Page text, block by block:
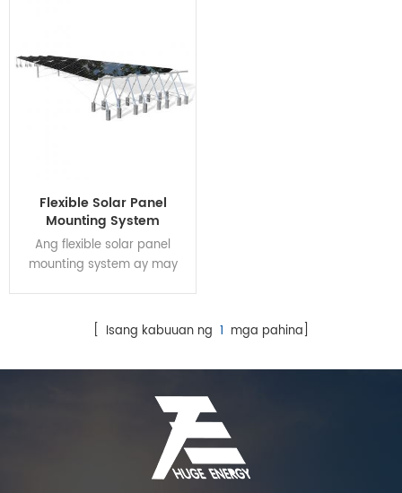
Flexible Solar Panel
Mounting System
Ang flexible solar panel
mounting system ay may
matagumpay na nilulutas
ang mga disadvantages ng
malaking lateral span at
pamamagitan ng pagbitin,
paghila at pagsasabit ng
apat na malalaking paraan
[ Isang kabuuan ng 1 mga pahina]